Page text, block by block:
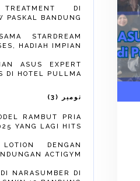
TREATMENT DI
PASKAL BANDUNG
STARDREAM
HADIAH IMPIAN ...
ASUS EXPERT
DI HOTEL PULLMA...
نومبر 3
RAMBUT PRIA
YANG LAGI HITS
DENGAN
ACTIGYM
NARASUMBER DI